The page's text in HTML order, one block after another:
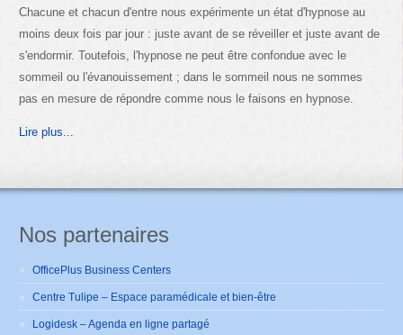
Chacune et chacun d'entre nous expérimente un état d'hypnose au
moins deux fois par jour : juste avant de se réveiller et juste avant de
s'endormir. Toutefois, l'hypnose ne peut être confondue avec le
sommeil ou l'évanouissement ; dans le sommeil nous ne sommes
pas en mesure de répondre comme nous le faisons en hypnose.
Lire plus...
Nos partenaires
OfficePlus Business Centers
Centre Tulipe – Espace paramédicale et bien-être
Logidesk – Agenda en ligne partagé